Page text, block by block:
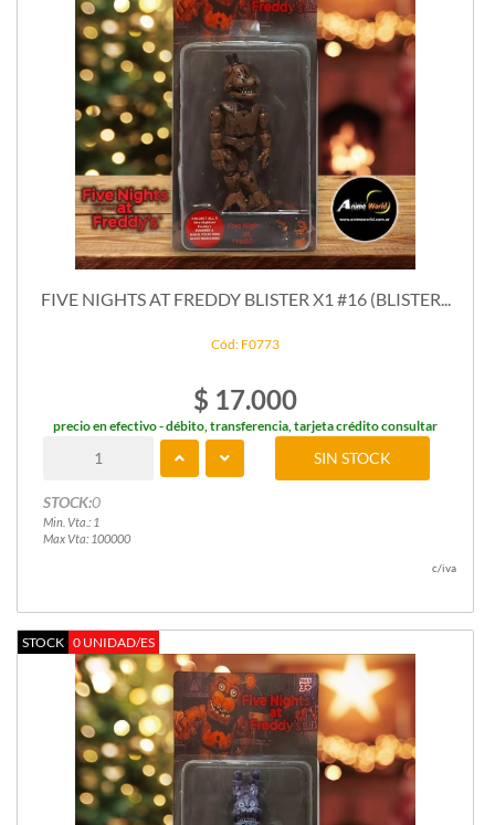
FIVE NIGHTS AT FREDDY BLISTER X1 #16 (BLISTER...
Cód: F0773
$ 17.000
precio en efectivo - débito, transferencia, tarjeta crédito consultar
STOCK:0
Min. Vta.: 1
Max Vta: 100000
SIN STOCK
c/iva
STOCK 0 UNIDAD/ES